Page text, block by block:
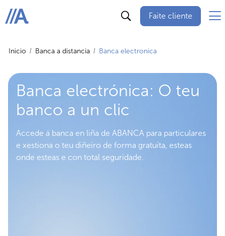
ABANCA
Faite cliente
Inicio Banca a distancia Banca electronica
Banca electrónica: O teu
banco a un clic
Accede á banca en liña de ABANCA para particulares
e xestiona o teu diñeiro de forma gratuíta, esteas
onde esteas e con total seguridade.